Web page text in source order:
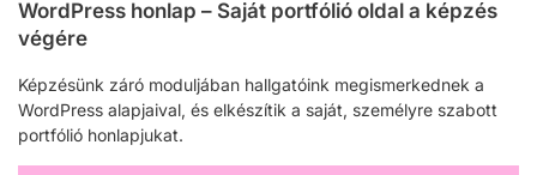
WordPress honlap – Saját portfólió oldal a képzés
végére
Képzésünk záró moduljában hallgatóink megismerkednek a
WordPress alapjaival, és elkészítik a saját, személyre szabott
portfólió honlapjukat.